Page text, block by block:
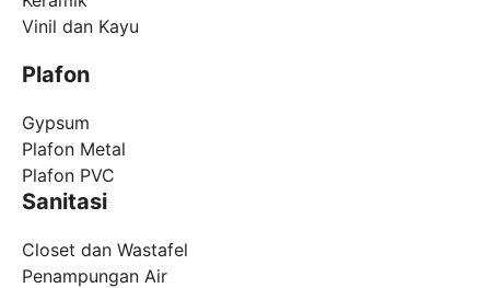
Vinil dan Kayu
Plafon
Gypsum
Plafon Metal
Plafon PVC
Sanitasi
Closet dan Wastafel
Penampungan Air